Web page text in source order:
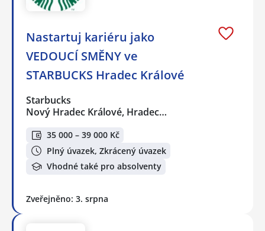
Nastartuj kariéru jako
VEDOUCÍ SMĚNY ve
STARBUCKS Hradec Králové
Starbucks
Nový Hradec Králové, Hradec…
35 000 – 39 000 Kč
Plný úvazek, Zkrácený úvazek
Vhodné také pro absolventy
Zveřejněno: 3. srpna